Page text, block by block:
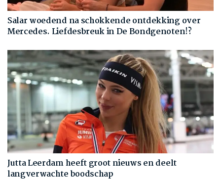
Salar woedend na schokkende ontdekking over
Mercedes. Liefdesbreuk in De Bondgenoten!?
Jutta Leerdam heeft groot nieuws en deelt
langverwachte boodschap